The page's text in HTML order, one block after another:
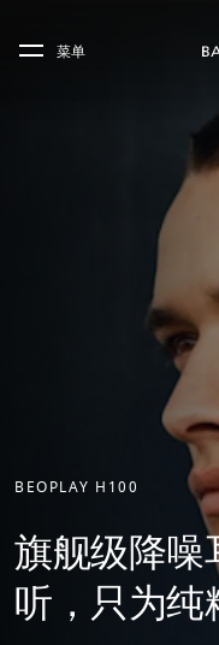
Skip to main
菜单
BEOPLAY H100
旗舰级降噪
听，只为纯